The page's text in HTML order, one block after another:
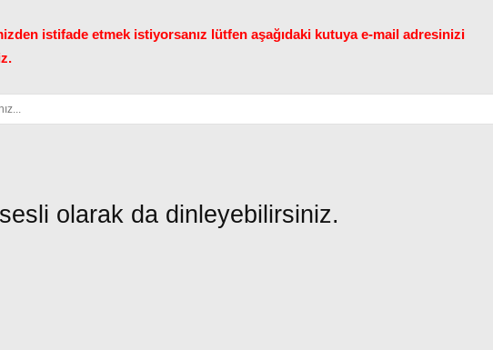
istifade etmek istiyorsanız lütfen aşağıdaki kutuya e-mail adresinizi
olarak da dinleyebilirsiniz.